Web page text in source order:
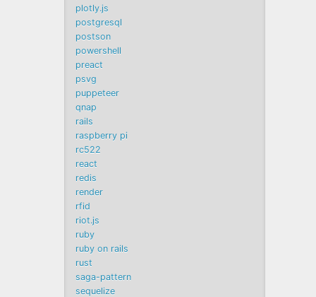
plotly.js
postgresql
postson
powershell
preact
psvg
puppeteer
qnap
rails
raspberry pi
rc522
react
redis
render
rfid
riot.js
ruby
ruby on rails
rust
saga-pattern
sequelize